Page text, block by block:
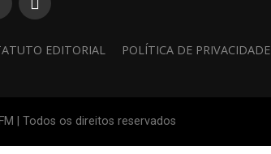
EDITORIAL POLÍTICA DE PRIVACIDADE
| Todos os direitos reservados